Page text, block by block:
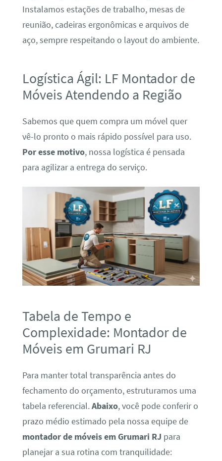
Instalamos estações de trabalho, mesas de
reunião, cadeiras ergonômicas e arquivos de
aço, sempre respeitando o layout do ambiente.
Logística Ágil: LF Montador de
Móveis Atendendo a Região
Sabemos que quem compra um móvel quer
vê-lo pronto o mais rápido possível para uso.
Por esse motivo, nossa logística é pensada
para agilizar a entrega do serviço.
Tabela de Tempo e
Complexidade: Montador de
Móveis em Grumari RJ
Para manter total transparência antes do
fechamento do orçamento, estruturamos uma
tabela referencial.Abaixo, você pode conferir o
prazo médio estimado pela nossa equipe de
montador de móveis em Grumari RJ para
planejar a sua rotina com tranquilidade: